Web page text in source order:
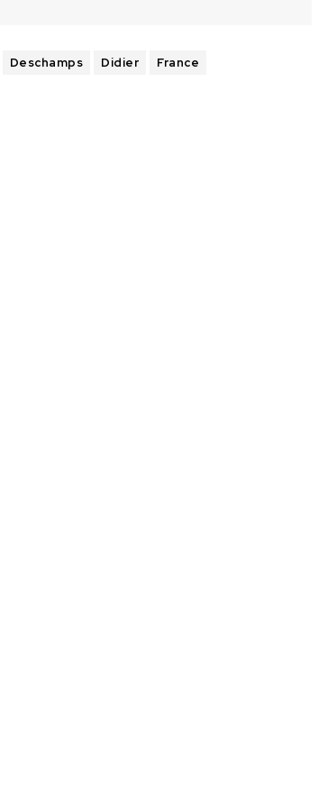
Deschamps Didier France